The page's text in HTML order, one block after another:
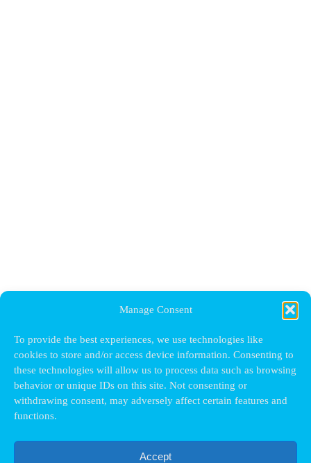
Manage Consent
To provide the best experiences, we use technologies like
cookies to store and/or access device information. Consenting to
these technologies will allow us to process data such as browsing
behavior or unique IDs on this site. Not consenting or
withdrawing consent, may adversely affect certain features and
functions.
Accept